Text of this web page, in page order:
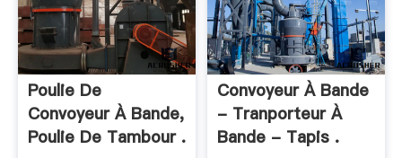
Poulie De
Convoyeur À Bande,
Poulie De Tambour .
Convoyeur À Bande
- Tranporteur À
Bande - Tapis .